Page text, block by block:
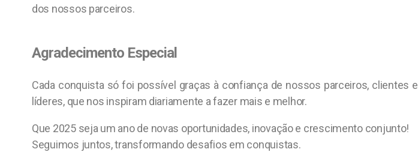
dos nossos parceiros.
Agradecimento Especial
Cada conquista só foi possível graças à confiança de nossos parceiros, clientes e
líderes, que nos inspiram diariamente a fazer mais e melhor.
Que 2025 seja um ano de novas oportunidades, inovação e crescimento conjunto!
Seguimos juntos, transformando desafios em conquistas.